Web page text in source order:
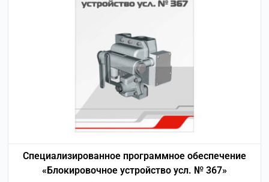
Специализированное программное обеспечение
«Блокировочное устройство усл. № 367»